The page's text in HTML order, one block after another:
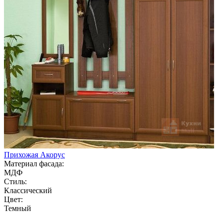
Прихожая Акорус
Материал фасада:
МДФ
Стиль:
Классический
Цвет:
Темный